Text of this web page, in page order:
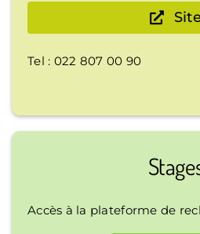
Tel : 022 807 00 90
Accès à la plateforme de